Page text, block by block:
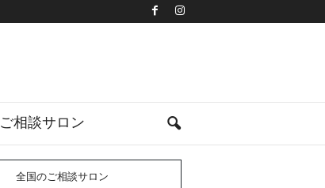
ご相談サロン
全国のご相談サロン